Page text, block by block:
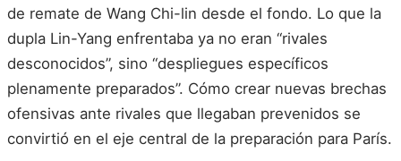
de remate de Wang Chi-lin desde el fondo. Lo que la
dupla Lin-Yang enfrentaba ya no eran “rivales
desconocidos”, sino “despliegues específicos
plenamente preparados”. Cómo crear nuevas brechas
ofensivas ante rivales que llegaban prevenidos se
convirtió en el eje central de la preparación para París.